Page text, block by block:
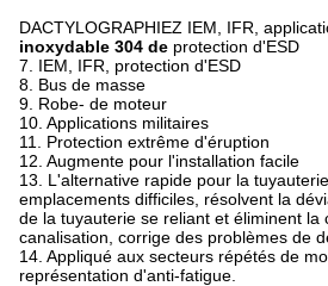
DACTYLOGRAPHIEZ IEM, IFR,
inoxydable 304 de protection d'ESD
7. IEM, IFR, protection d'ESD
8. Bus de masse
9. Robe- de moteur
10. Applications militaires
11. Protection extrême d'éruption
12. Augmente pour l'installation facile
13. L'alternative rapide pour la
emplacements difficiles, résolvent la
de la tuyauterie se reliant et éliminent la
canalisation, corrige des problèmes de
14. Appliqué aux secteurs répétés de
représentation d'anti-fatigue.